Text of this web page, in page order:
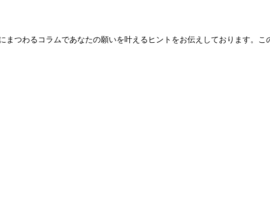
まつわるコラムであなたの願いを叶えるヒントをお伝えしております。